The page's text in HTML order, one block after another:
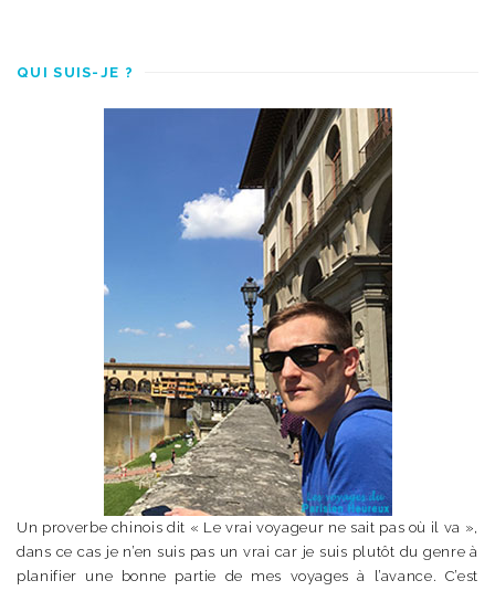
QUI SUIS-JE ?
Un proverbe chinois dit « Le vrai voyageur ne sait pas où il va »,
dans ce cas je n’en suis pas un vrai car je suis plutôt du genre à
planifier une bonne partie de mes voyages à l’avance. C’est